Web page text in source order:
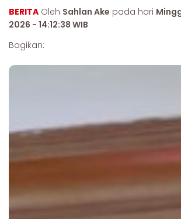
BERITA Oleh Sahlan Ake pada hari
2026 - 14:12:38 WIB
Bagikan: